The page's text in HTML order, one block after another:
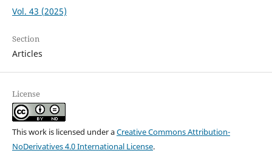
Vol. 43 (2025)
Section
Articles
License
This work is licensed under aCreative Commons Attribution-
NoDerivatives 4.0 International License.